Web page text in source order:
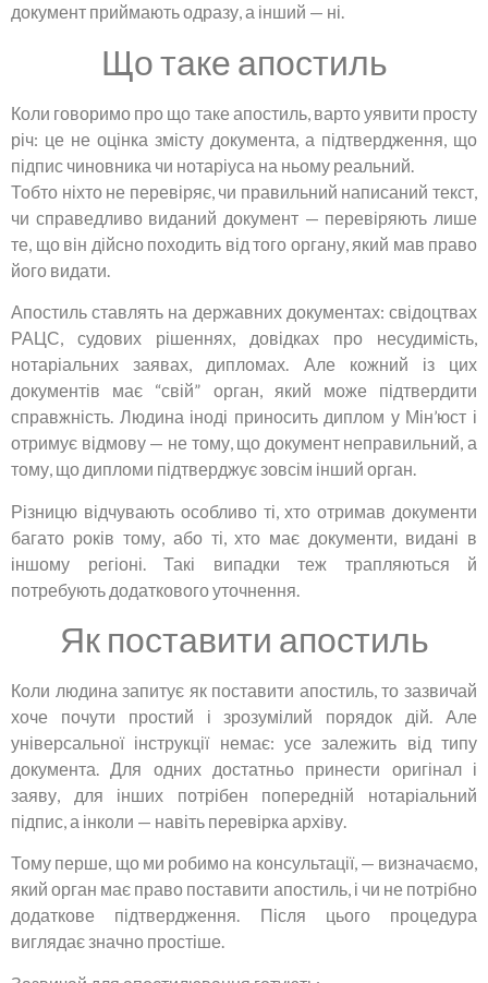
документ приймають одразу, а інший — ні.
Що таке апостиль
Коли говоримо про що таке апостиль, варто уявити просту
річ: це не оцінка змісту документа, а підтвердження, що
підпис чиновника чи нотаріуса на ньому реальний.
Тобто ніхто не перевіряє, чи правильний написаний текст,
чи справедливо виданий документ — перевіряють лише
те, що він дійсно походить від того органу, який мав право
його видати.
Апостиль ставлять на державних документах: свідоцтвах
РАЦС, судових рішеннях, довідках про несудимість,
нотаріальних заявах, дипломах. Але кожний із цих
документів має “свій” орган, який може підтвердити
справжність. Людина іноді приносить диплом у Мін’юст і
отримує відмову — не тому, що документ неправильний, а
тому, що дипломи підтверджує зовсім інший орган.
Різницю відчувають особливо ті, хто отримав документи
багато років тому, або ті, хто має документи, видані в
іншому регіоні. Такі випадки теж трапляються й
потребують додаткового уточнення.
Як поставити апостиль
Коли людина запитує як поставити апостиль, то зазвичай
хоче почути простий і зрозумілий порядок дій. Але
універсальної інструкції немає: усе залежить від типу
документа. Для одних достатньо принести оригінал і
заяву, для інших потрібен попередній нотаріальний
підпис, а інколи — навіть перевірка архіву.
Тому перше, що ми робимо на консультації, — визначаємо,
який орган має право поставити апостиль, і чи не потрібно
додаткове підтвердження. Після цього процедура
виглядає значно простіше.